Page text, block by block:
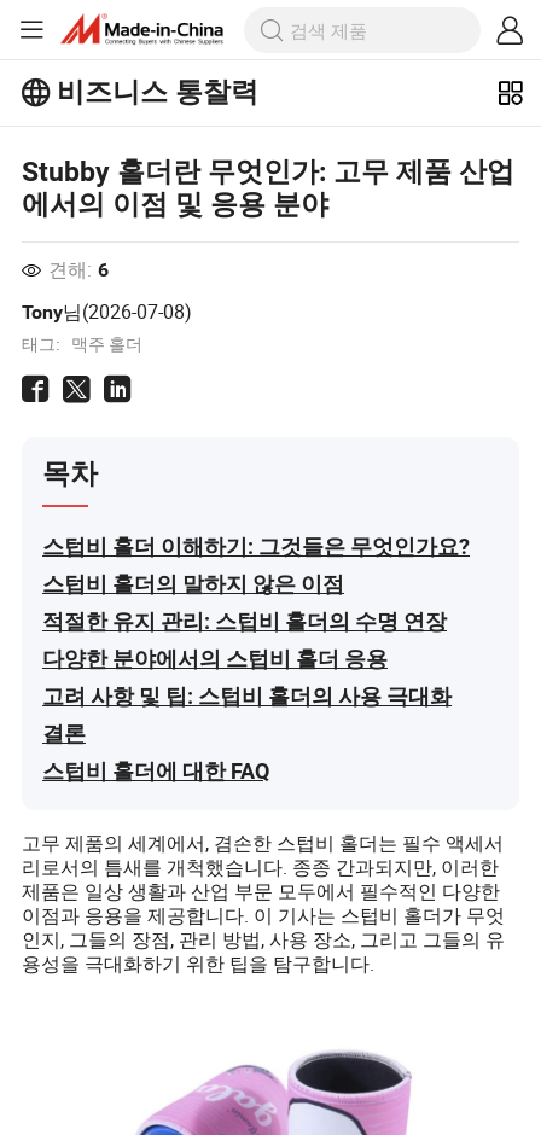
비즈니스 통찰력
Stubby 홀더란 무엇인가: 고무 제품 산업
에서의 이점 및 응용 분야
견해: 6
Tony님(2026-07-08)
태그: 맥주 홀더
목차
스텁비 홀더 이해하기: 그것들은 무엇인가요?
스텁비 홀더의 말하지 않은 이점
적절한 유지 관리: 스텁비 홀더의 수명 연장
다양한 분야에서의 스텁비 홀더 응용
고려 사항 및 팁: 스텁비 홀더의 사용 극대화
결론
스텁비 홀더에 대한 FAQ
고무 제품의 세계에서, 겸손한 스텁비 홀더는 필수 액세서
리로서의 틈새를 개척했습니다. 종종 간과되지만, 이러한
제품은 일상 생활과 산업 부문 모두에서 필수적인 다양한
이점과 응용을 제공합니다. 이 기사는 스텁비 홀더가 무엇
인지, 그들의 장점, 관리 방법, 사용 장소, 그리고 그들의 유
용성을 극대화하기 위한 팁을 탐구합니다.